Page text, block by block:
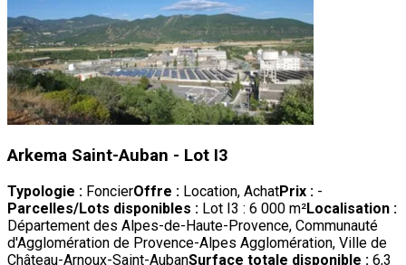
Arkema Saint-Auban - Lot I3
Typologie : FoncierOffre : Location, AchatPrix : -
Parcelles/Lots disponibles : Lot I3 : 6 000 m²Localisation :
Département des Alpes-de-Haute-Provence, Communauté
d'Agglomération de Provence-Alpes Agglomération, Ville de
Château-Arnoux-Saint-AubanSurface totale disponible : 6,3